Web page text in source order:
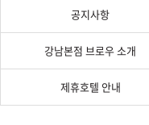
공지사항
강남본점 브로우 소개
제휴호텔 안내